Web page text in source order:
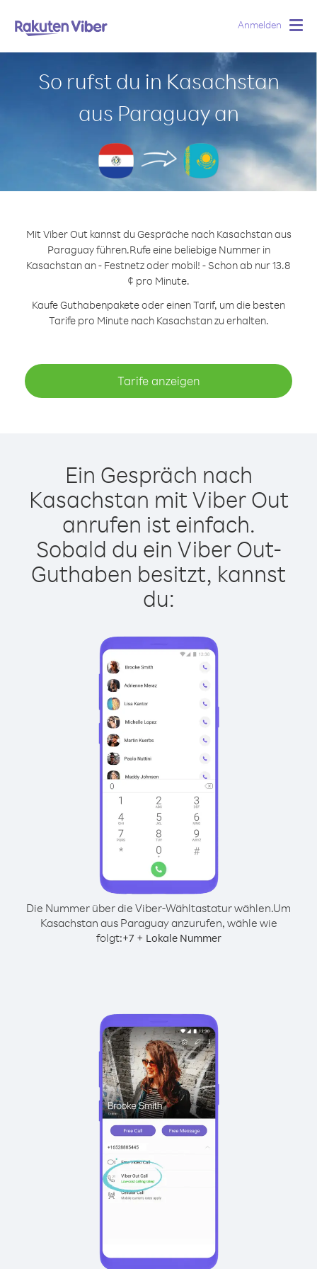
Anmelden
So rufst du in Kasachstan
aus Paraguay an
Mit Viber Out kannst du Gespräche nach Kasachstan aus
Paraguay führen.Rufe eine beliebige Nummer in
Kasachstan an - Festnetz oder mobil! - Schon ab nur 13.8
¢ pro Minute.
Kaufe Guthabenpakete oder einen Tarif, um die besten
Tarife pro Minute nach Kasachstan zu erhalten.
Tarife anzeigen
Ein Gespräch nach
Kasachstan mit Viber Out
anrufen ist einfach.
Sobald du ein Viber Out-
Guthaben besitzt, kannst
du:
Die Nummer über die Viber-Wähltastatur wählen.Um
Kasachstan aus Paraguay anzurufen, wähle wie
folgt:+7+ Lokale Nummer